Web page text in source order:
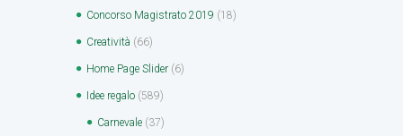
Concorso Magistrato 2019 (18)
Creatività (66)
Home Page Slider (6)
Idee regalo (589)
Carnevale (37)